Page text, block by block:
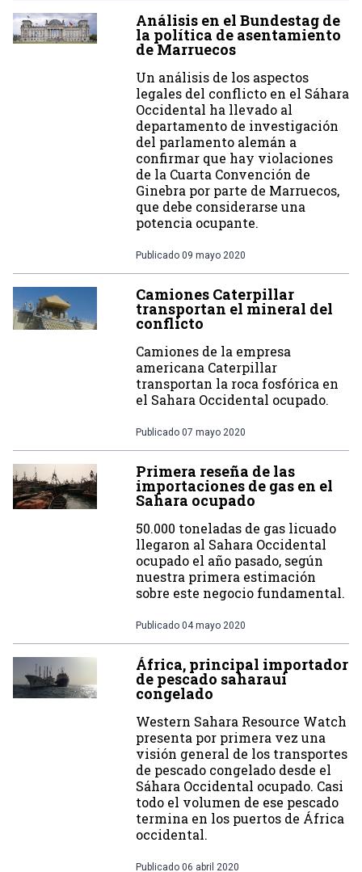
Análisis en el Bundestag de
la política de asentamiento
de Marruecos
Un análisis de los aspectos
legales del conflicto en el Sáhara
Occidental ha llevado al
departamento de investigación
del parlamento alemán a
confirmar que hay violaciones
de la Cuarta Convención de
Ginebra por parte de Marruecos,
que debe considerarse una
potencia ocupante.
Publicado 09 mayo 2020
Camiones Caterpillar
transportan el mineral del
conflicto
Camiones de la empresa
americana Caterpillar
transportan la roca fosfórica en
el Sahara Occidental ocupado.
Publicado 07 mayo 2020
Primera reseña de las
importaciones de gas en el
Sahara ocupado
50.000 toneladas de gas licuado
llegaron al Sahara Occidental
ocupado el año pasado, según
nuestra primera estimación
sobre este negocio fundamental.
Publicado 04 mayo 2020
África, principal importador
de pescado saharaui
congelado
Western Sahara Resource Watch
presenta por primera vez una
visión general de los transportes
de pescado congelado desde el
Sáhara Occidental ocupado. Casi
todo el volumen de ese pescado
termina en los puertos de África
occidental.
Publicado 06 abril 2020